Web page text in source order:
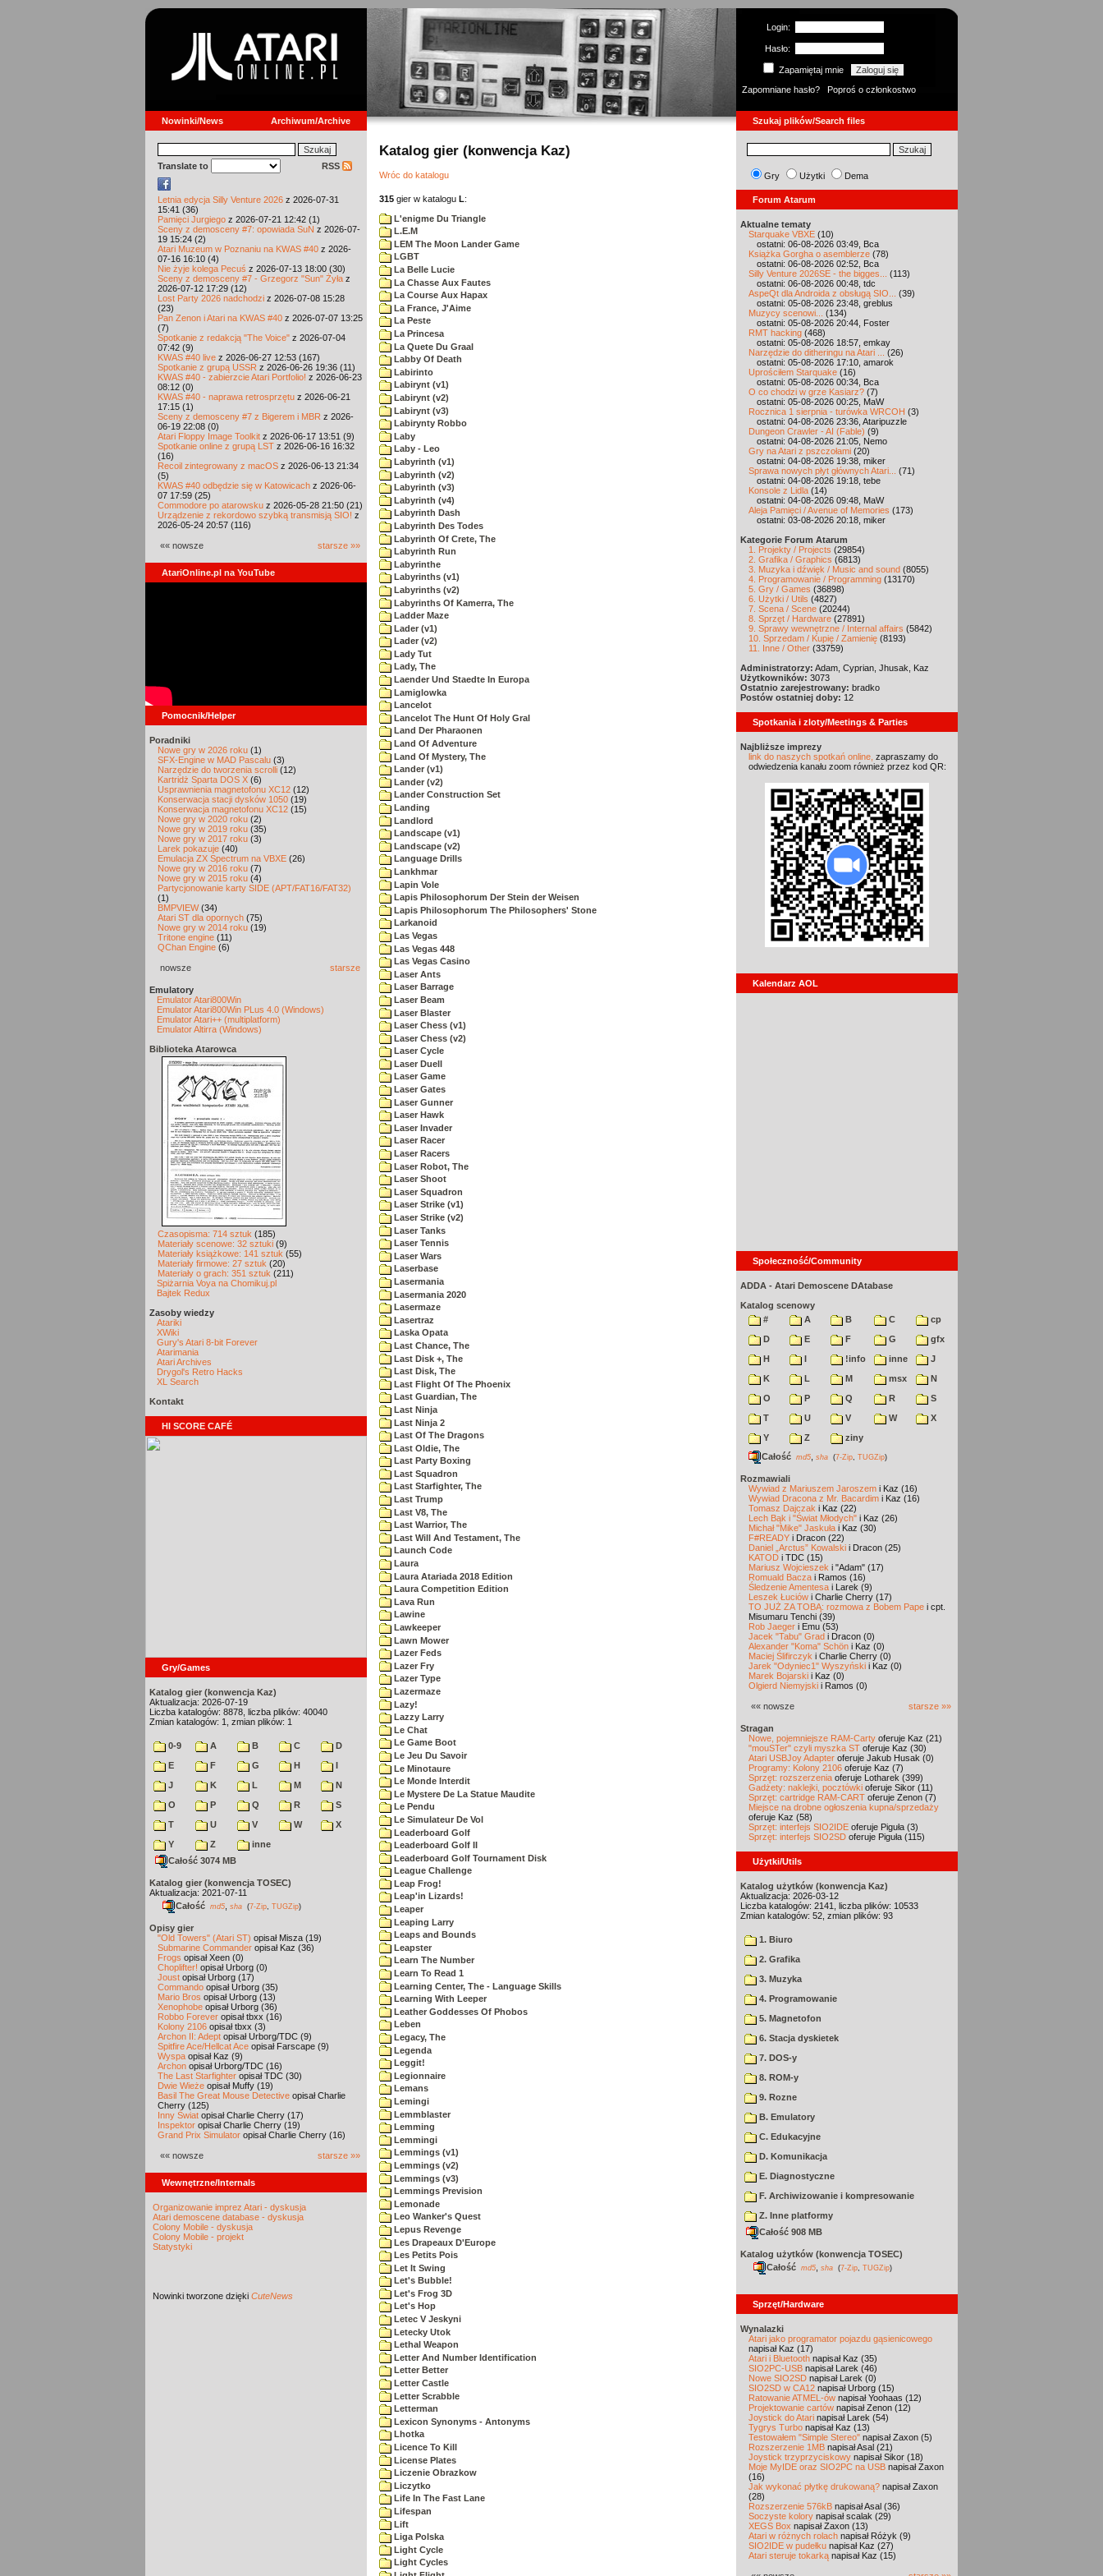
Login:
Hasło:
Zapamiętaj mnie
Zapomniane hasło?
Poproś o członkostwo
Nowinki/News Archiwum/Archive Szukaj plików/Search files
Translate to RSS
Letnia edycja Silly Venture 2026 z 2026-07-31
15:41 (36)
Pamięci Jurgiego z 2026-07-21 12:42 (1)
Sceny z demosceny #7: opowiada SuN z 2026-07-
19 15:24 (2)
Atari Muzeum w Poznaniu na KWAS #40 z 2026-
07-16 16:10 (4)
Nie żyje kolega Pecuś z 2026-07-13 18:00 (30)
Sceny z demosceny #7 - Grzegorz "Sun" Żyła z
2026-07-12 17:29 (12)
Lost Party 2026 nadchodzi z 2026-07-08 15:28
(23)
Pan Zenon i Atari na KWAS #40 z 2026-07-07 13:25
(7)
Spotkanie z redakcją "The Voice" z 2026-07-04
07:42 (9)
KWAS #40 live z 2026-06-27 12:53 (167)
Spotkanie z grupą USSR z 2026-06-26 19:36 (11)
KWAS #40 - zabierzcie Atari Portfolio! z 2026-06-23
08:12 (0)
KWAS #40 - naprawa retrosprzętu z 2026-06-21
17:15 (1)
Sceny z demosceny #7 z Bigerem i MBR z 2026-
06-19 22:08 (0)
Atari Floppy Image Toolkit z 2026-06-17 13:51 (9)
Spotkanie online z grupą LST z 2026-06-16 16:32
(16)
Recoil zintegrowany z macOS z 2026-06-13 21:34
(5)
KWAS #40 odbędzie się w Katowicach z 2026-06-
07 17:59 (25)
Commodore po atarowsku z 2026-05-28 21:50 (21)
Urządzenie z rekordowo szybką transmisją SIO! z
2026-05-24 20:57 (116)
«« nowsze starsze »»
AtariOnline.pl na YouTube
Pomocnik/Helper
Poradniki
Nowe gry w 2026 roku (1)
SFX-Engine w MAD Pascalu (3)
Narzędzie do tworzenia scrolli (12)
Kartridż Sparta DOS X (6)
Usprawnienia magnetofonu XC12 (12)
Konserwacja stacji dysków 1050 (19)
Konserwacja magnetofonu XC12 (15)
Nowe gry w 2020 roku (2)
Nowe gry w 2019 roku (35)
Nowe gry w 2017 roku (3)
Larek pokazuje (40)
Emulacja ZX Spectrum na VBXE (26)
Nowe gry w 2016 roku (7)
Nowe gry w 2015 roku (4)
Partycjonowanie karty SIDE (APT/FAT16/FAT32)
(1)
BMPVIEW(34)
Atari ST dla opornych (75)
Nowe gry w 2014 roku (19)
Tritone engine (11)
QChan Engine (6)
nowsze starsze
Emulatory
Emulator Atari800Win
Emulator Atari800Win PLus 4.0 (Windows)
Emulator Atari++ (multiplatform)
Emulator Altirra (Windows)
Biblioteka Atarowca
Czasopisma: 714 sztuk (185)
Materiały scenowe: 32 sztuki (9)
Materiały książkowe: 141 sztuk (55)
Materiały firmowe: 27 sztuk (20)
Materiały o grach: 351 sztuk (211)
Spiżarnia Voya na Chomikuj.pl
Bajtek Redux
Zasoby wiedzy
Atariki
XWiki
Gury's Atari 8-bit Forever
Atarimania
Atari Archives
Drygol's Retro Hacks
XL Search
Kontakt
HI SCORE CAFÉ
Gry/Games
Katalog gier (konwencja Kaz)
Aktualizacja: 2026-07-19
Liczba katalogów: 8878, liczba plików: 40040
Zmian katalogów: 1, zmian plików: 1
0-9 A B C
D
E
F G H
I
J
K L M
N
O
P Q R
S
T
U V W
X
Y
Z
inne
Całość 3074 MB
Katalog gier (konwencja TOSEC)
Aktualizacja: 2021-07-11
Całość md5 sha (7-Zip TUGZip)
Opisy gier
"Old Towers" (Atari ST) opisał Misza (19)
Submarine Commander opisał Kaz (36)
Frogs opisał Xeen (0)
Choplifter! opisał Urborg (0)
Joust opisał Urborg (17)
Commando opisał Urborg (35)
Mario Bros opisał Urborg (13)
Xenophobe opisał Urborg (36)
Robbo Forever opisał tbxx (16)
Kolony 2106 opisał tbxx (3)
Archon II: Adept opisał Urborg/TDC (9)
Spitfire Ace/Hellcat Ace opisał Farscape (9)
Wyspa opisał Kaz (9)
Archon opisał Urborg/TDC (16)
The Last Starfighter opisał TDC (30)
Dwie Wieże opisał Muffy (19)
Basil The Great Mouse Detective opisał Charlie
Cherry (125)
Inny Świat opisał Charlie Cherry (17)
Inspektor opisał Charlie Cherry (19)
Grand Prix Simulator opisał Charlie Cherry (16)
«« nowsze starsze »»
Wewnętrzne/Internals
Organizowanie imprez Atari - dyskusja
Atari demoscene database - dyskusja
Colony Mobile - dyskusja
Colony Mobile - projekt
Statystyki
Nowinki tworzone dzięki CuteNews
Katalog gier (konwencja Kaz)
Wróc do katalogu
315 gier w katalogu L:
L'enigme Du Triangle
L.E.M
LEM The Moon Lander Game
LGBT
La Belle Lucie
La Chasse Aux Fautes
La Course Aux Hapax
La France, J'Aime
La Peste
La Princesa
La Quete Du Graal
Labby Of Death
Labirinto
Labirynt (v1)
Labirynt (v2)
Labirynt (v3)
Labirynty Robbo
Laby
Laby - Leo
Labyrinth (v1)
Labyrinth (v2)
Labyrinth (v3)
Labyrinth (v4)
Labyrinth Dash
Labyrinth Des Todes
Labyrinth Of Crete, The
Labyrinth Run
Labyrinthe
Labyrinths (v1)
Labyrinths (v2)
Labyrinths Of Kamerra, The
Ladder Maze
Lader (v1)
Lader (v2)
Lady Tut
Lady, The
Laender Und Staedte In Europa
Lamiglowka
Lancelot
Lancelot The Hunt Of Holy Gral
Land Der Pharaonen
Land Of Adventure
Land Of Mystery, The
Lander (v1)
Lander (v2)
Lander Construction Set
Landing
Landlord
Landscape (v1)
Landscape (v2)
Language Drills
Lankhmar
Lapin Vole
Lapis Philosophorum Der Stein der Weisen
Lapis Philosophorum The Philosophers' Stone
Larkanoid
Las Vegas
Las Vegas 448
Las Vegas Casino
Laser Ants
Laser Barrage
Laser Beam
Laser Blaster
Laser Chess (v1)
Laser Chess (v2)
Laser Cycle
Laser Duell
Laser Game
Laser Gates
Laser Gunner
Laser Hawk
Laser Invader
Laser Racer
Laser Racers
Laser Robot, The
Laser Shoot
Laser Squadron
Laser Strike (v1)
Laser Strike (v2)
Laser Tanks
Laser Tennis
Laser Wars
Laserbase
Lasermania
Lasermania 2020
Lasermaze
Lasertraz
Laska Opata
Last Chance, The
Last Disk +, The
Last Disk, The
Last Flight Of The Phoenix
Last Guardian, The
Last Ninja
Last Ninja 2
Last Of The Dragons
Last Oldie, The
Last Party Boxing
Last Squadron
Last Starfighter, The
Last Trump
Last V8, The
Last Warrior, The
Last Will And Testament, The
Launch Code
Laura
Laura Atariada 2018 Edition
Laura Competition Edition
Lava Run
Lawine
Lawkeeper
Lawn Mower
Lazer Feds
Lazer Fry
Lazer Type
Lazermaze
Lazy!
Lazzy Larry
Le Chat
Le Game Boot
Le Jeu Du Savoir
Le Minotaure
Le Monde Interdit
Le Mystere De La Statue Maudite
Le Pendu
Le Simulateur De Vol
Leaderboard Golf
Leaderboard Golf II
Leaderboard Golf Tournament Disk
League Challenge
Leap Frog!
Leap'in Lizards!
Leaper
Leaping Larry
Leaps and Bounds
Leapster
Learn The Number
Learn To Read 1
Learning Center, The - Language Skills
Learning With Leeper
Leather Goddesses Of Phobos
Leben
Legacy, The
Legenda
Leggit!
Legionnaire
Lemans
Lemingi
Lemmblaster
Lemming
Lemmingi
Lemmings (v1)
Lemmings (v2)
Lemmings (v3)
Lemmings Prevision
Lemonade
Leo Wanker's Quest
Lepus Revenge
Les Drapeaux D'Europe
Les Petits Pois
Let It Swing
Let's Bubble!
Let's Frog 3D
Let's Hop
Letec V Jeskyni
Letecky Utok
Lethal Weapon
Letter And Number Identification
Letter Better
Letter Castle
Letter Scrabble
Letterman
Lexicon Synonyms - Antonyms
Lhotka
Licence To Kill
License Plates
Liczenie Obrazkow
Liczytko
Life In The Fast Lane
Lifespan
Lift
Liga Polska
Light Cycle
Light Cycles
Gry Użytki Dema
Forum Atarum
Aktualne tematy
Starquake VBXE (10)
ostatni: 06-08-2026 03:49, Bca
Książka Gorgha o asemblerze (78)
ostatni: 06-08-2026 02:52, Bca
Silly Venture 2026SE - the bigges...
(113)
ostatni: 06-08-2026 00:48, tdc
AspeQt dla Androida z obsługą SIO...
(39)
ostatni: 05-08-2026 23:48, greblus
Muzycy scenowi...
(134)
ostatni: 05-08-2026 20:44, Foster
RMT hacking (468)
ostatni: 05-08-2026 18:57, emkay
Narzędzie do ditheringu na Atari ...
(26)
ostatni: 05-08-2026 17:10, amarok
Uprościłem Starquake (16)
ostatni: 05-08-2026 00:34, Bca
O co chodzi w grze Kasiarz? (7)
ostatni: 05-08-2026 00:25, MaW
Rocznica 1 sierpnia - turówka WRCOH (3)
ostatni: 04-08-2026 23:36, Ataripuzzle
Dungeon Crawler - AI (Fable) (9)
ostatni: 04-08-2026 21:05, Nemo
Gry na Atari z pszczołami (20)
ostatni: 04-08-2026 19:38, miker
Sprawa nowych płyt głównych Atari...
(71)
ostatni: 04-08-2026 19:18, tebe
Konsole z Lidla (14)
ostatni: 04-08-2026 09:48, MaW
Aleja Pamięci / Avenue of Memories (173)
ostatni: 03-08-2026 20:18, miker
Kategorie Forum Atarum
1. Projekty / Projects (29854)
2. Grafika / Graphics (6813)
3. Muzyka i dźwięk / Music and sound (8055)
4. Programowanie / Programming (13170)
5. Gry / Games (36898)
6. Użytki / Utils (4827)
7. Scena / Scene (20244)
8. Sprzęt / Hardware (27891)
9. Sprawy wewnętrzne / Internal affairs (5842)
10. Sprzedam / Kupię / Zamienię (8193)
11. Inne / Other (33759)
Administratorzy: Adam, Cyprian, Jhusak, Kaz
Użytkowników: 3073
Ostatnio zarejestrowany: bradko
Postów ostatniej doby: 12
Spotkania i zloty/Meetings & Parties
Najbliższe imprezy
link do naszych spotkań online, zapraszamy do
odwiedzenia kanału zoom również przez kod QR:
Kalendarz AOL
Społeczność/Community
ADDA - Atari Demoscene DAtabase
Katalog scenowy
#
A B C
cp
D
E F G
gfx
H
I !info inne
J
K
L M msx
N
O
P Q R
S
T
U V W
X
Y
Z
ziny
Całość md5 sha (7-Zip TUGZip)
Rozmawiali
Wywiad z Mariuszem Jaroszem i Kaz (16)
Wywiad Dracona z Mr. Bacardim i Kaz (16)
Tomasz Dajczak i Kaz (22)
Lech Bąk i "Świat Młodych" i Kaz (26)
Michał "Mike" Jaskuła i Kaz (30)
F#READY i Dracon (22)
Daniel „Arctus” Kowalski i Dracon (25)
KATOD i TDC (15)
Mariusz Wojcieszek i "Adam" (17)
Romuald Bacza i Ramos (16)
Śledzenie Amentesa i Larek (9)
Leszek Łuciów i Charlie Cherry (17)
TO JUŻ ZA TOBĄ: rozmowa z Bobem Pape i cpt.
Misumaru Tenchi (39)
Rob Jaeger i Emu (53)
Jacek "Tabu" Grad i Dracon (0)
Alexander "Koma" Schön i Kaz (0)
Maciej Ślifirczyk i Charlie Cherry (0)
Jarek "Odyniec1" Wyszyński i Kaz (0)
Marek Bojarski i Kaz (0)
Olgierd Niemyjski i Ramos (0)
«« nowsze starsze »»
Stragan
Nowe, pojemniejsze RAM-Carty oferuje Kaz (21)
"mouSTer" czyli myszka ST oferuje Kaz (30)
Atari USBJoy Adapter oferuje Jakub Husak (0)
Programy: Kolony 2106 oferuje Kaz (7)
Sprzęt: rozszerzenia oferuje Lotharek (399)
Gadżety: naklejki, pocztówki oferuje Sikor (11)
Sprzęt: cartridge RAM-CART oferuje Zenon (7)
Miejsce na drobne ogłoszenia kupna/sprzedaży
oferuje Kaz (58)
Sprzęt: interfejs SIO2IDE oferuje Piguła (3)
Sprzęt: interfejs SIO2SD oferuje Piguła (115)
Użytki/Utils
Katalog użytków (konwencja Kaz)
Aktualizacja: 2026-03-12
Liczba katalogów: 2141, liczba plików: 10533
Zmian katalogów: 52, zmian plików: 93
1. Biuro
2. Grafika
3. Muzyka
4. Programowanie
5. Magnetofon
6. Stacja dyskietek
7. DOS-y
8. ROM-y
9. Rozne
B. Emulatory
C. Edukacyjne
D. Komunikacja
E. Diagnostyczne
F. Archiwizowanie i kompresowanie
Z. Inne platformy
Całość 908 MB
Katalog użytków (konwencja TOSEC)
Całość md5 sha (7-Zip TUGZip)
Sprzęt/Hardware
Wynalazki
Atari jako programator pojazdu gąsienicowego
napisał Kaz (17)
Atari i Bluetooth napisał Kaz (35)
SIO2PC-USB napisał Larek (46)
Nowe SIO2SD napisał Larek (0)
SIO2SD w CA12 napisał Urborg (15)
Ratowanie ATMEL-ów napisał Yoohaas (12)
Projektowanie cartów napisał Zenon (12)
Joystick do Atari napisał Larek (54)
Tygrys Turbo napisał Kaz (13)
Testowałem "Simple Stereo" napisał Zaxon (5)
Rozszerzenie 1MB napisał Asal (21)
Joystick trzyprzyciskowy napisał Sikor (18)
Moje MyIDE oraz SIO2PC na USB napisał Zaxon
(16)
Jak wykonać płytkę drukowaną? napisał Zaxon
(28)
Rozszerzenie 576kB napisał Asal (36)
Soczyste kolory napisał scalak (29)
XEGS Box napisał Zaxon (13)
Atari w różnych rolach napisał Różyk (9)
SIO2IDE w pudełku napisał Kaz (27)
Atari steruje tokarką napisał Kaz (15)